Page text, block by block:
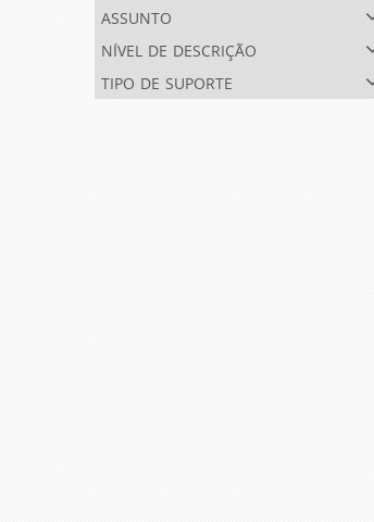
assunto
nível de descrição
tipo de suporte